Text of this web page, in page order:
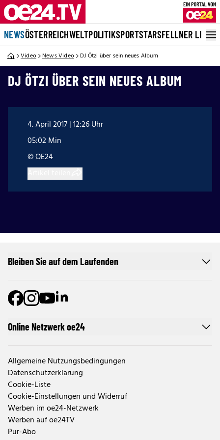
NEWSÖSTERREICHWELTPOLITIKSPORTSTARSFELLNER LIVE
Video News Video DJ Ötzi über sein neues Album
DJ ÖTZI ÜBER SEIN NEUES ALBUM
4. April 2017 | 12:26 Uhr
05:02 Min
© OE24
Online Netzwerk oe24
Allgemeine Nutzungsbedingungen
Datenschutzerklärung
Cookie-Liste
Cookie-Einstellungen und Widerruf
Werben im oe24-Netzwerk
Werben auf oe24TV
Pur-Abo
Bleiben Sie auf dem Laufenden